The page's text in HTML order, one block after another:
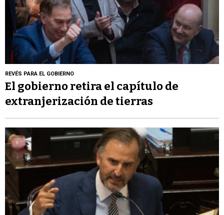
REVÉS PARA EL GOBIERNO
El gobierno retira el capítulo de
extranjerización de tierras